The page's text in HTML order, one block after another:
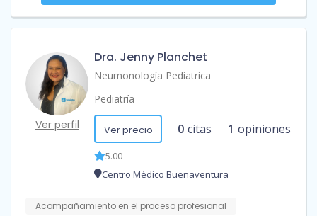
Ver perfil
Dra. Jenny Planchet
Neumonología Pediatrica
Pediatría
Ver precio 0 citas 1 opiniones
5.00
Centro Médico Buenaventura
Acompañamiento en el proceso profesional